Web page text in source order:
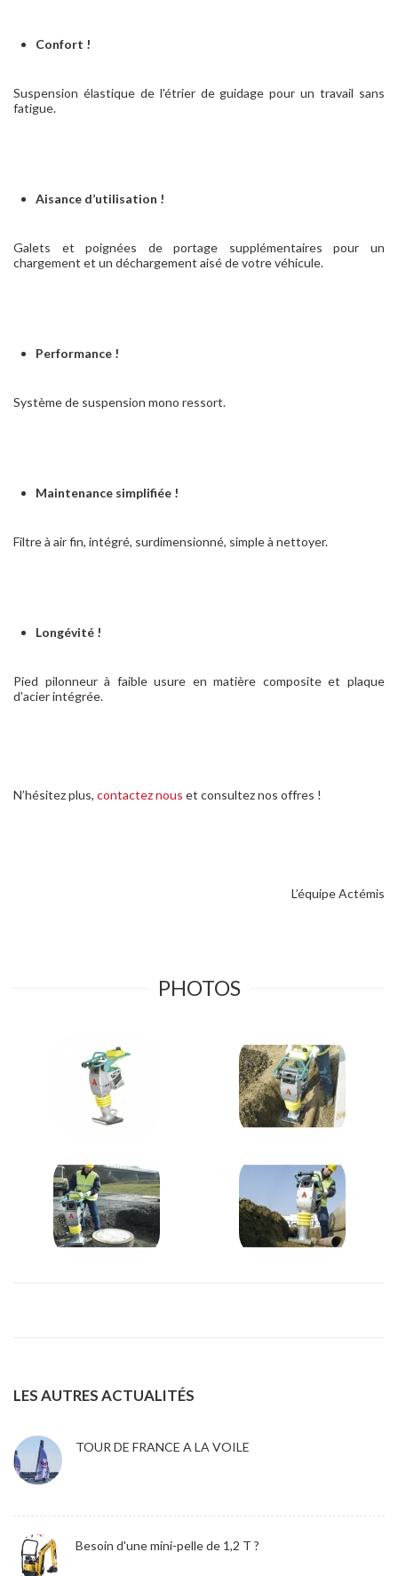
Confort !
Suspension élastique de l'étrier de guidage pour un travail sans
fatigue.
Aisance d’utilisation !
Galets et poignées de portage supplémentaires pour un
chargement et un déchargement aisé de votre véhicule.
Performance !
Système de suspension mono ressort.
Maintenance simplifiée !
Filtre à air fin, intégré, surdimensionné, simple à nettoyer.
Longévité !
Pied pilonneur à faible usure en matière composite et plaque
d'acier intégrée.
N’hésitez plus, contactez nous et consultez nos offres !
L’équipe Actémis
PHOTOS
LES AUTRES ACTUALITÉS
TOUR DE FRANCE A LA VOILE
Besoin d'une mini-pelle de 1,2 T ?